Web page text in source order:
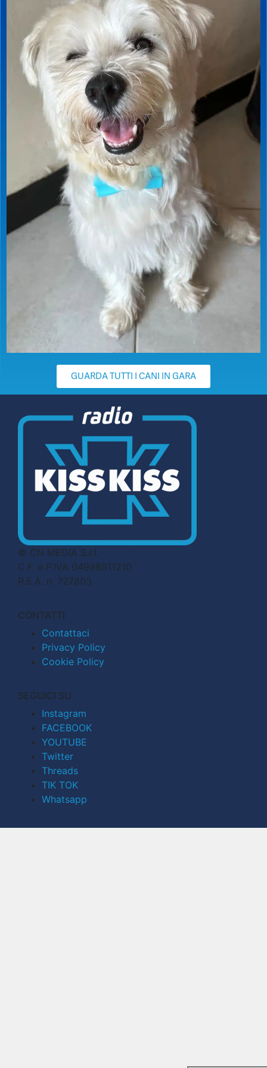
GUARDA TUTTI I CANI IN GARA
© CN MEDIA S.r.l.
C.F. e P.IVA 04998911210
R.E.A. n. 727803
CONTATTI
Contattaci
Privacy Policy
Cookie Policy
SEGUICI SU
Instagram
FACEBOOK
YOUTUBE
Twitter
Threads
TIK TOK
Whatsapp